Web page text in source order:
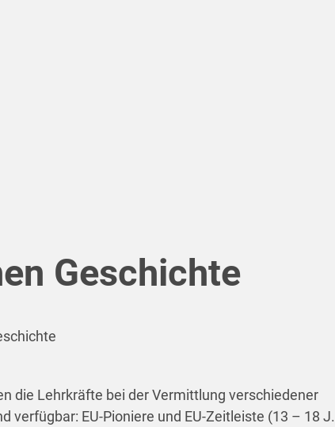
Geschichte
die Lehrkräfte bei der Vermittlung verschiedener
verfügbar: EU-Pioniere und EU-Zeitleiste (13 – 18